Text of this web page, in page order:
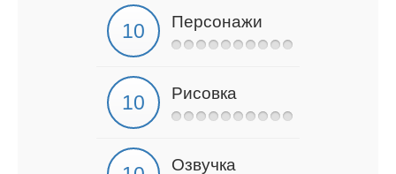
Персонажи
Рисовка
Озвучка